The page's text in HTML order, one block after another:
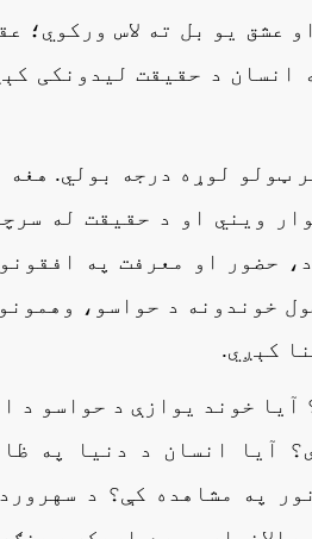
عشق یو بل ته لاس ورکوي؛
انسان د حقیقت لیدونکی
ټولو لوړه درجه بولي. هغه
ویني او د حقیقت له
حضور او معرفت په
خوندونه د حواسو،
کېږي.
خوند یوازې د حواسو د
آیا انسان د دنیا په
په مشاهده کې؟ د